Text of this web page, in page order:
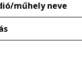
műhely neve